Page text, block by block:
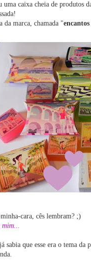
uma caixa cheia de produtos
da marca, chamada "
cara, cês lembram? ;)
já sabia que esse era o tema